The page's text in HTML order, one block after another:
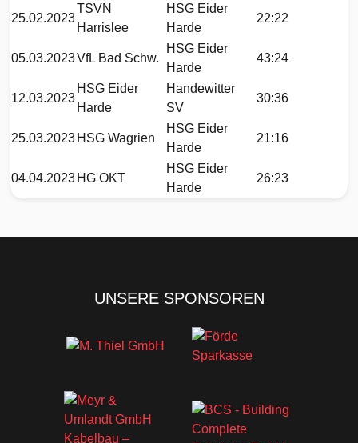
25.02.2023
TSVN
Harrislee
HSG Eider
Harde
22:22
05.03.2023VfL Bad Schw.
HSG Eider
Harde
43:24
12.03.2023
HSG Eider
Harde
Handewitter
SV
30:36
25.03.2023 HSG Wagrien
HSG Eider
Harde
21:16
04.04.2023 HG OKT
HSG Eider
Harde
26:23
UNSERE SPONSOREN